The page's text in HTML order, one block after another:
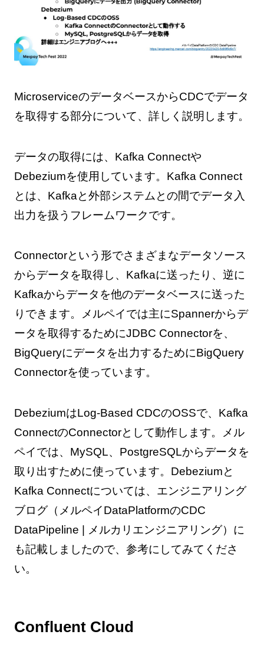
MicroserviceのデータベースからCDCでデータ
を取得する部分について、詳しく説明します。
データの取得には、Kafka Connectや
Debeziumを使用しています。Kafka Connect
とは、Kafkaと外部システムとの間でデータ入
出力を扱うフレームワークです。
Connectorという形でさまざまなデータソース
からデータを取得し、Kafkaに送ったり、逆に
Kafkaからデータを他のデータベースに送った
りできます。メルペイでは主にSpannerからデ
ータを取得するためにJDBC Connectorを、
BigQueryにデータを出力するためにBigQuery
Connectorを使っています。
DebeziumはLog-Based CDCのOSSで、Kafka
ConnectのConnectorとして動作します。メル
ペイでは、MySQL、PostgreSQLからデータを
取り出すために使っています。Debeziumと
Kafka Connectについては、エンジニアリング
ブログ（メルペイDataPlatformのCDC
DataPipeline | メルカリエンジニアリング）に
も記載しましたので、参考にしてみてくださ
い。
Confluent Cloud